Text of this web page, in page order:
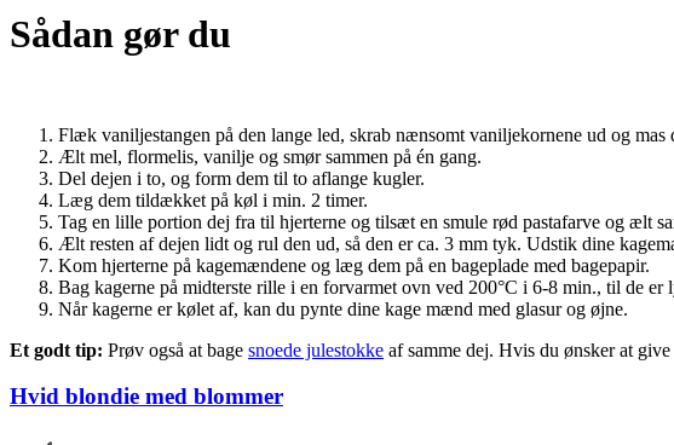
Sådan gør du
Flæk vaniljestangen på den lange led, skrab nænsomt vaniljekornene ud og mas
Ælt mel, flormelis, vanilje og smør sammen på én gang.
Del dejen i to, og form dem til to aflange kugler.
Læg dem tildækket på køl i min. 2 timer.
Tag en lille portion dej fra til hjerterne og tilsæt en smule rød pastafarve og ælt
Ælt resten af dejen lidt og rul den ud, så den er ca. 3 mm tyk. Udstik dine
Kom hjerterne på kagemændene og læg dem på en bageplade med bagepapir.
Bag kagerne på midterste rille i en forvarmet ovn ved 200°C i 6-8 min., til de
Når kagerne er kølet af, kan du pynte dine kage mænd med glasur og øjne.
Et godt tip: Prøv også at bage snoede julestokke af samme dej. Hvis du ønsker at
Hvid blondie med blommer